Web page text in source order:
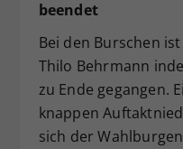
beendet
Bei den Burschen
Thilo Behrmann
zu Ende gegangen.
knappen
sich der